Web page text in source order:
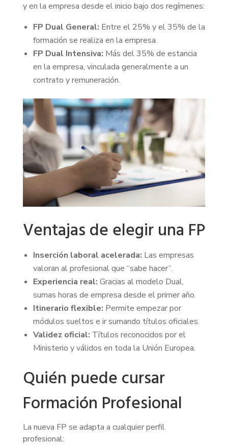
y en la empresa desde el inicio bajo dos regímenes:
FP Dual General: Entre el 25% y el 35% de la
formación se realiza en la empresa.
FP Dual Intensiva: Más del 35% de estancia
en la empresa, vinculada generalmente a un
contrato y remuneración.
Ventajas de elegir una FP
Inserción laboral acelerada: Las empresas
valoran al profesional que “sabe hacer”.
Experiencia real: Gracias al modelo Dual,
sumas horas de empresa desde el primer año.
Itinerario flexible: Permite empezar por
módulos sueltos e ir sumando títulos oficiales.
Validez oficial: Títulos reconocidos por el
Ministerio y válidos en toda la Unión Europea.
Quién puede cursar
Formación Profesional
La nueva FP se adapta a cualquier perfil
profesional: